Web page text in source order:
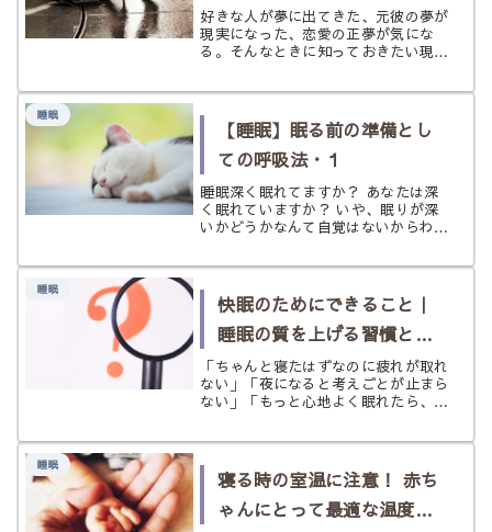
る理由と意味を考える
好きな人が夢に出てきた、元彼の夢が
現実になった、恋愛の正夢が気にな
る。そんなときに知っておきたい現実
運につなげる恋愛との向き合い方をや
睡眠
【睡眠】眠る前の準備とし
ての呼吸法・１
睡眠深く眠れてますか？ あなたは深
く眠れていますか？ いや、眠りが深
いかどうかなんて自覚はないからわか
た時に疲れがしっかり取れています
か疲れが取れていないなんだかスッキ
リし...
睡眠
快眠のためにできること｜
睡眠の質を上げる習慣と最
新研究・開運アドバイス
「ちゃんと寝たはずなのに疲れが取れ
ない」「夜になると考えごとが止まら
ない」「もっと心地よく眠れたら、毎
なふうに感じることはありません
はありません。 気分、集中力、感情
の安定...
睡眠
寝る時の室温に注意！ 赤ち
ゃんにとって最適な温度